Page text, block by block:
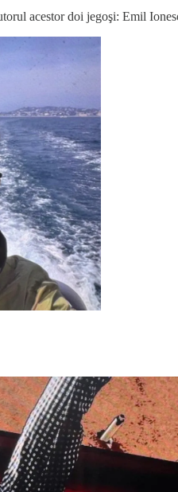
acestor doi jegoşi: Emil